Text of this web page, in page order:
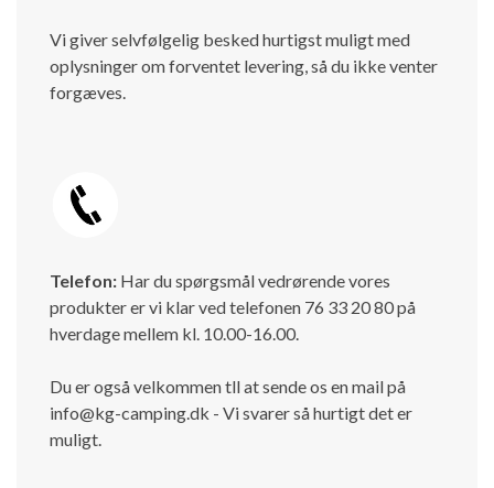
Vi giver selvfølgelig besked hurtigst muligt med
oplysninger om forventet levering, så du ikke venter
forgæves.
Telefon: Har du spørgsmål vedrørende vores
produkter er vi klar ved telefonen 76 33 20 80 på
hverdage mellem kl. 10.00-16.00.
Du er også velkommen tll at sende os en mail på
info@kg-camping.dk - Vi svarer så hurtigt det er
muligt.